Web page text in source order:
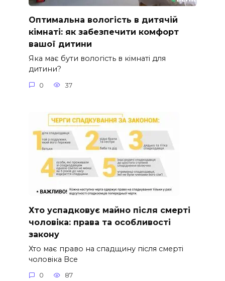
Оптимальна вологість в дитячій
кімнаті: як забезпечити комфорт
вашої дитини
Яка має бути вологість в кімнаті для
дитини?
0 37
Хто успадковує майно після смерті
чоловіка: права та особливості
закону
Хто має право на спадщину після смерті
чоловіка Все
0 87